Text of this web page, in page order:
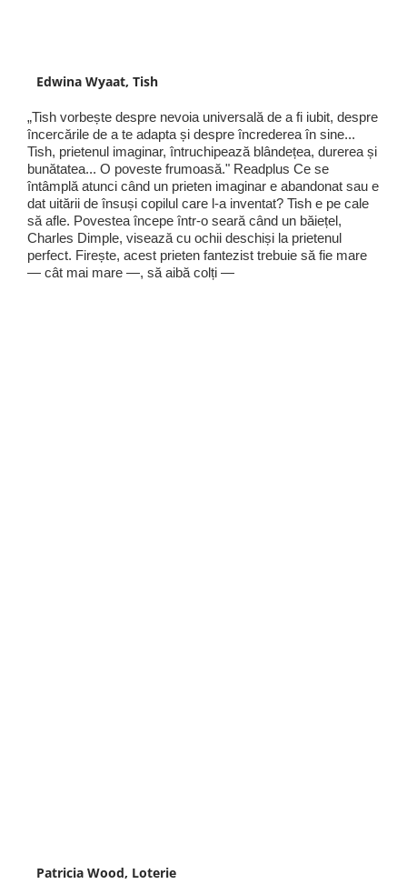
Edwina Wyaat, Tish
„Tish vorbește despre nevoia universală de a fi iubit, despre
încercările de a te adapta și despre încrederea în sine...
Tish, prietenul imaginar, întruchipează blândețea, durerea și
bunătatea... O poveste frumoasă." Readplus Ce se
întâmplă atunci când un prieten imaginar e abandonat sau e
dat uitării de însuși copilul care l-a inventat? Tish e pe cale
să afle. Povestea începe într-o seară când un băiețel,
Charles Dimple, visează cu ochii deschiși la prietenul
perfect. Firește, acest prieten fantezist trebuie să fie mare
— cât mai mare —, să aibă colți —
Patricia Wood, Loterie